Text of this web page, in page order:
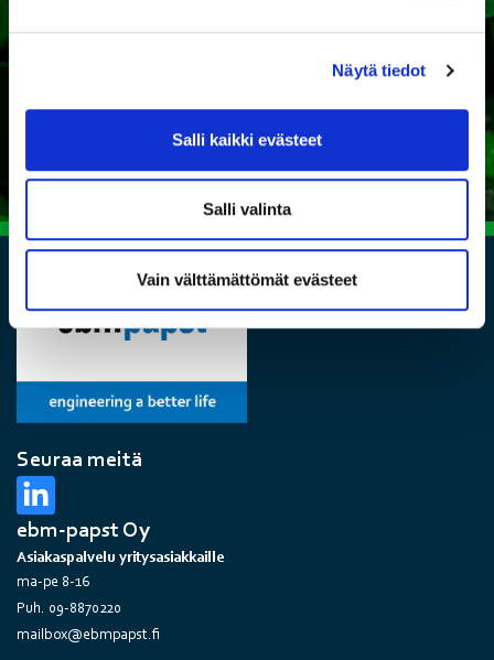
Näytä tiedot
Salli kaikki evästeet
Salli valinta
Vain välttämättömät evästeet
Ota yhteyttä
Seuraa meitä
ebm-papst Oy
Asiakaspalvelu yritysasiakkaille
ma-pe 8-16
Puh. 09-8870220
mailbox@ebmpapst.fi